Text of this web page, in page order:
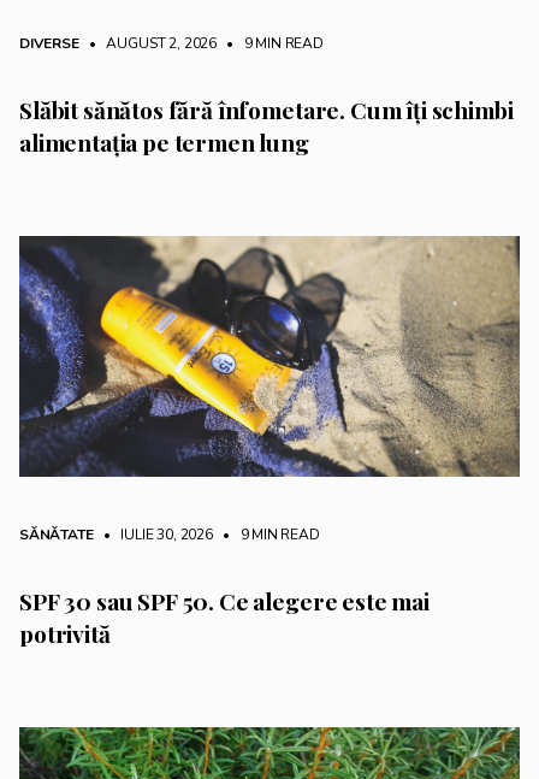
DIVERSE • AUGUST 2, 2026 • 9 MIN READ
Slăbit sănătos fără înfometare. Cum îți schimbi
alimentația pe termen lung
SĂNĂTATE • IULIE 30, 2026 • 9 MIN READ
SPF 30 sau SPF 50. Ce alegere este mai
potrivită